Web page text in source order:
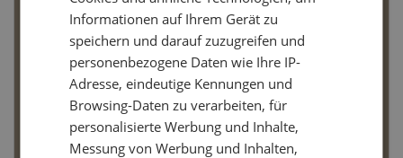
Dossier Bio-Artikel
MEHR ERFAHREN
Informationen auf Ihrem Gerät zu
speichern und darauf zuzugreifen und
personenbezogene Daten wie Ihre IP-
Adresse, eindeutige Kennungen und
Browsing-Daten zu verarbeiten, für
personalisierte Werbung und Inhalte,
Messung von Werbung und Inhalten,